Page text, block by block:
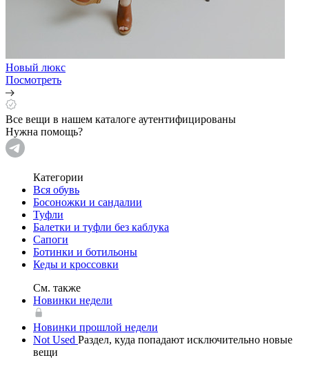
Новый люкс
Посмотреть
Все вещи в нашем каталоге аутентифицированы
Нужна помощь?
Категории
Вся обувь
Босоножки и сандалии
Туфли
Балетки и туфли без каблука
Сапоги
Ботинки и ботильоны
Кеды и кроссовки
См. также
Новинки недели
Новинки прошлой недели
Not Used Раздел, куда попадают исключительно новые
вещи